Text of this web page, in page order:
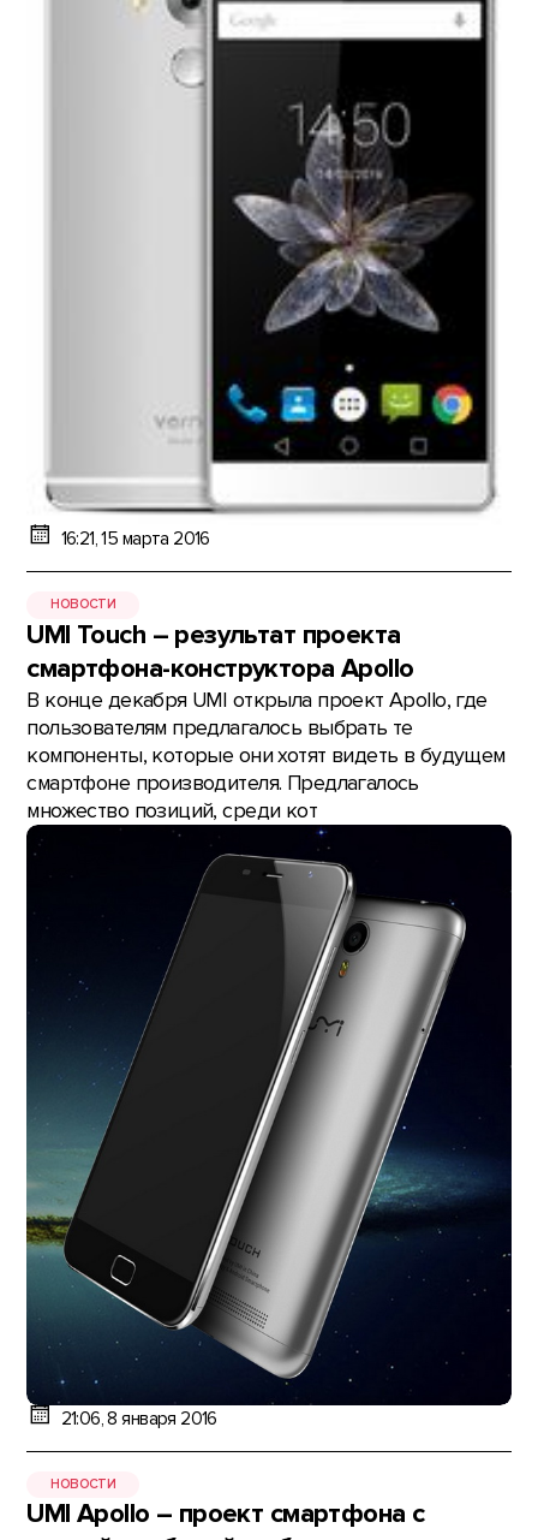
16:21, 15 марта 2016
НОВОСТИ
UMI Touch – результат проекта
смартфона-конструктора Apollo
В конце декабря UMI открыла проект Apollo, где
пользователям предлагалось выбрать те
компоненты, которые они хотят видеть в будущем
смартфоне производителя. Предлагалось
множество позиций, среди кот
21:06, 8 января 2016
НОВОСТИ
UMI Apollo – проект смартфона с